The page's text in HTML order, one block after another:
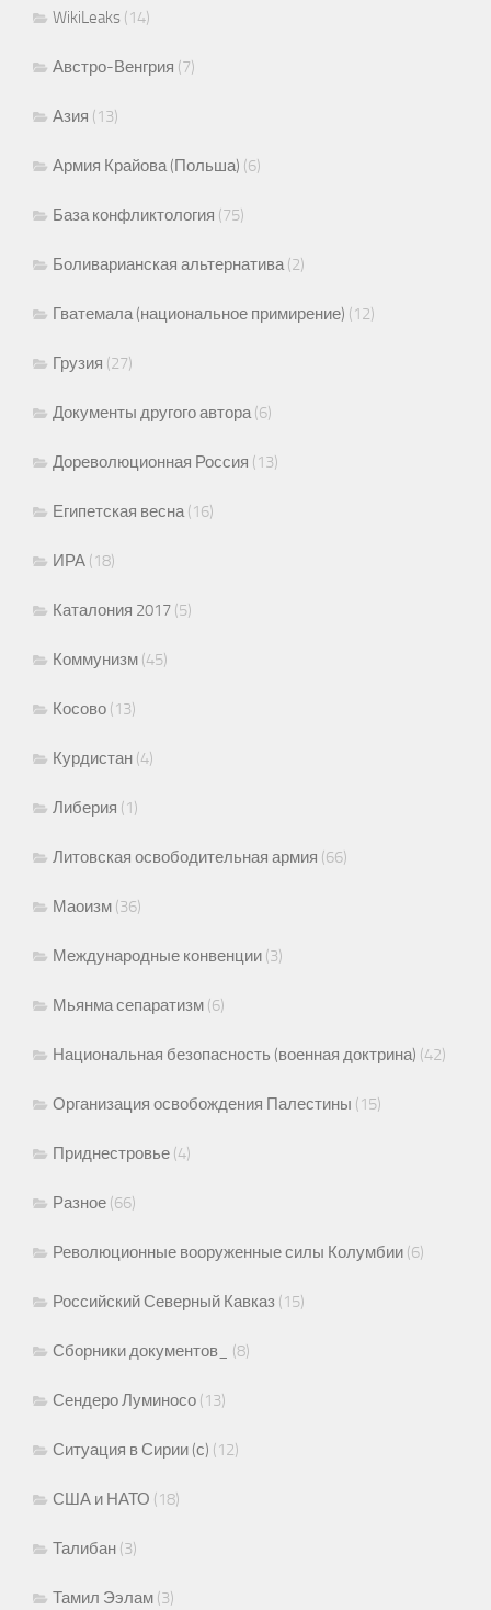
WikiLeaks (14)
Австро-Венгрия (7)
Азия (13)
Армия Крайова (Польша) (6)
База конфликтология (75)
Боливарианская альтернатива(2)
Гватемала (национальное примирение) (12)
Грузия (27)
Документы другого автора(6)
Дореволюционная Россия (13)
Египетская весна(16)
ИРА (18)
Каталония 2017 (5)
Коммунизм (45)
Косово (13)
Курдистан (4)
Либерия (1)
Литовская освободительная армия (66)
Маоизм (36)
Международные конвенции (3)
Мьянма сепаратизм (6)
Национальная безопасность (военная доктрина) (42)
Организация освобождения Палестины (15)
Приднестровье (4)
Разное (66)
Революционные вооруженные силы Колумбии (6)
Российский Северный Кавказ (15)
Сборники документов_ (8)
Сендеро Луминосо (13)
Ситуация в Сирии (с) (12)
США и НАТО (18)
Талибан (3)
Тамил Ээлам (3)